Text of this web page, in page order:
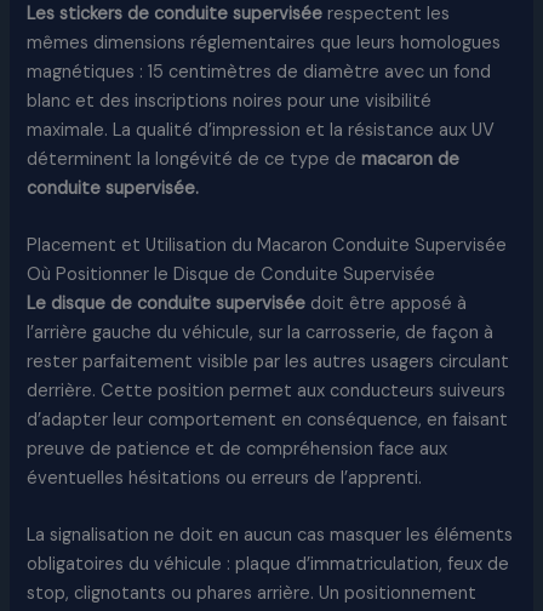
Les stickers de conduite supervisée respectent les
mêmes dimensions réglementaires que leurs homologues
magnétiques : 15 centimètres de diamètre avec un fond
blanc et des inscriptions noires pour une visibilité
maximale. La qualité d’impression et la résistance aux UV
déterminent la longévité de ce type demacaron de
conduite supervisée.
Placement et Utilisation du Macaron Conduite Supervisée
Où Positionner le Disque de Conduite Supervisée
Le disque de conduite supervisée doit être apposé à
l’arrière gauche du véhicule, sur la carrosserie, de façon à
rester parfaitement visible par les autres usagers circulant
derrière. Cette position permet aux conducteurs suiveurs
d’adapter leur comportement en conséquence, en faisant
preuve de patience et de compréhension face aux
éventuelles hésitations ou erreurs de l’apprenti.
La signalisation ne doit en aucun cas masquer les éléments
obligatoires du véhicule : plaque d’immatriculation, feux de
stop, clignotants ou phares arrière. Un positionnement